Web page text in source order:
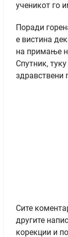
ученикот го
Поради
е вистина
на примање
Спутник,
здравствени
Сите
другите
корекции и